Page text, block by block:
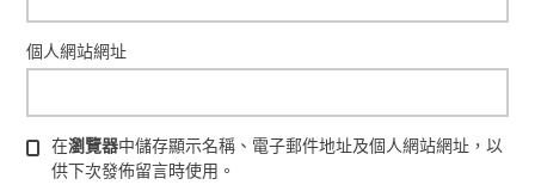
個人網站網址
在瀏覽器中儲存顯示名稱、電子郵件地址及個人網站網址，以
供下次發佈留言時使用。